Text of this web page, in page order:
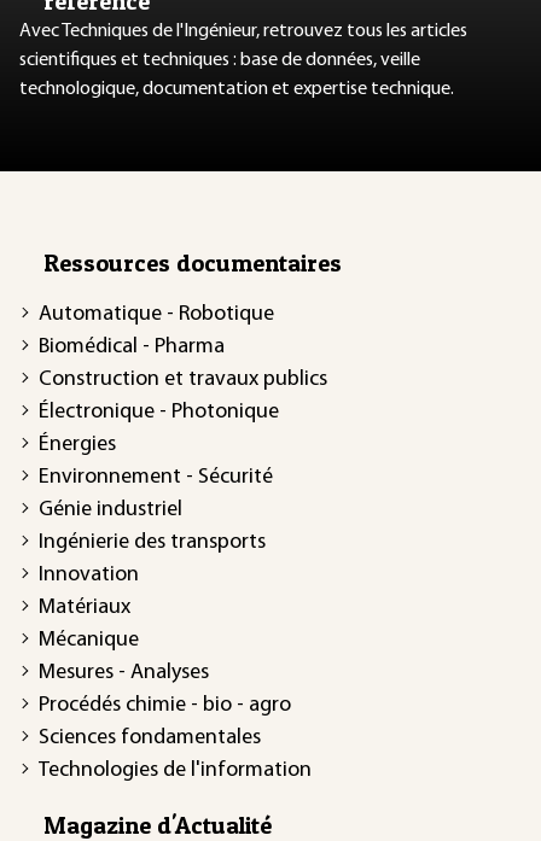
Avec Techniques de l'Ingénieur, retrouvez tous les articles
scientifiques et techniques : base de données, veille
technologique, documentation et expertise technique.
Ressources documentaires
Automatique - Robotique
Biomédical - Pharma
Construction et travaux publics
Électronique - Photonique
Énergies
Environnement - Sécurité
Génie industriel
Ingénierie des transports
Innovation
Matériaux
Mécanique
Mesures - Analyses
Procédés chimie - bio - agro
Sciences fondamentales
Technologies de l'information
Magazine d'Actualité